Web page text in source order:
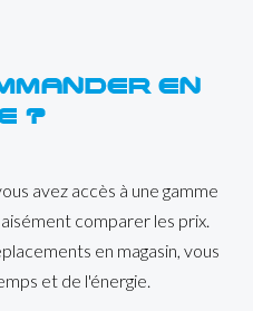
EN
?
avez accès à une gamme
comparer les prix.
en magasin, vous
et de l'énergie.